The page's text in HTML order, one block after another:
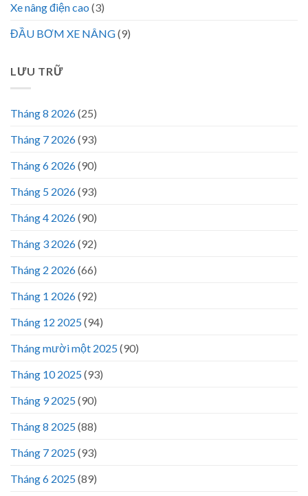
Xe nâng điện cao (3)
ĐẦU BƠM XE NÂNG(9)
LƯU TRỮ
Tháng 8 2026(25)
Tháng 7 2026(93)
Tháng 6 2026(90)
Tháng 5 2026(93)
Tháng 4 2026(90)
Tháng 3 2026(92)
Tháng 2 2026(66)
Tháng 1 2026(92)
Tháng 12 2025(94)
Tháng mười một 2025(90)
Tháng 10 2025(93)
Tháng 9 2025(90)
Tháng 8 2025(88)
Tháng 7 2025(93)
Tháng 6 2025(89)